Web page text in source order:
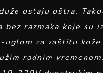
ostaju oštra.
bez razmaka koje su
uglom za zaštitu kože.
radnim